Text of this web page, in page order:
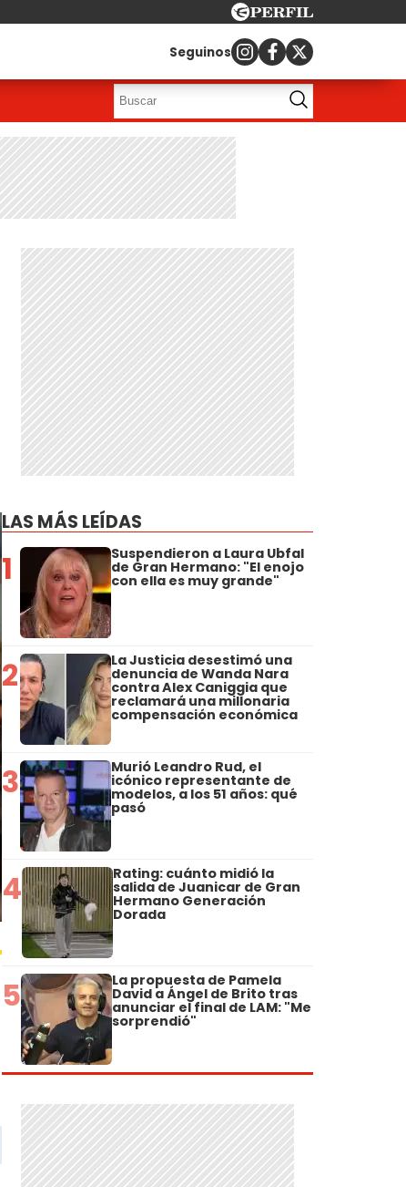
Seguinos
LAS MÁS LEÍDAS
1 Suspendieron a Laura Ubfal
de Gran Hermano: "El enojo
con ella es muy grande"
2 La Justicia desestimó una
denuncia de Wanda Nara
contra Alex Caniggia que
reclamará una millonaria
compensación económica
3 Murió Leandro Rud, el
icónico representante de
modelos, a los 51 años: qué
pasó
4 Rating: cuánto midió la
salida de Juanicar de Gran
Hermano Generación
Dorada
5 La propuesta de Pamela
David a Ángel de Brito tras
anunciar el final de LAM: "Me
sorprendió"